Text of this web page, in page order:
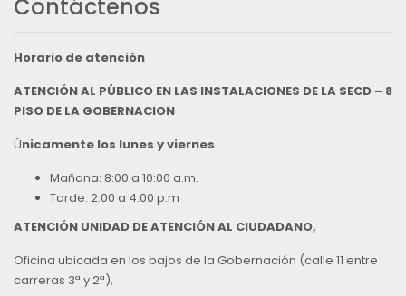
Contáctenos
Horario de atención
ATENCIÓN AL PÚBLICO EN LAS INSTALACIONES DE LA SECD – 8
PISO DE LA GOBERNACION
Únicamente los lunes y viernes
Mañana: 8:00 a 10:00 a.m.
Tarde: 2:00 a 4:00 p.m
ATENCIÓN UNIDAD DE ATENCIÓN AL CIUDADANO,
Oficina ubicada en los bajos de la Gobernación (calle 11 entre
carreras 3ª y 2ª),